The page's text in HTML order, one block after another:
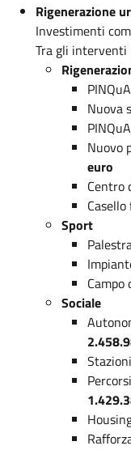
Rigenerazione
Investimenti
Tra gli interventi
Nuova
Nuovo
euro
Centro
Sport
Campo
Sociale